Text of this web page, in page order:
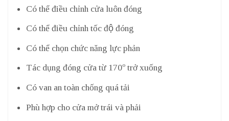
Có thể điều chỉnh cửa luôn đóng
Có thể điều chỉnh tốc độ đóng
Có thể chọn chức năng lực phản
Tác dụng đóng cửa từ 170º trở xuống
Có van an toàn chống quá tải
Phù hợp cho cửa mở trái và phải